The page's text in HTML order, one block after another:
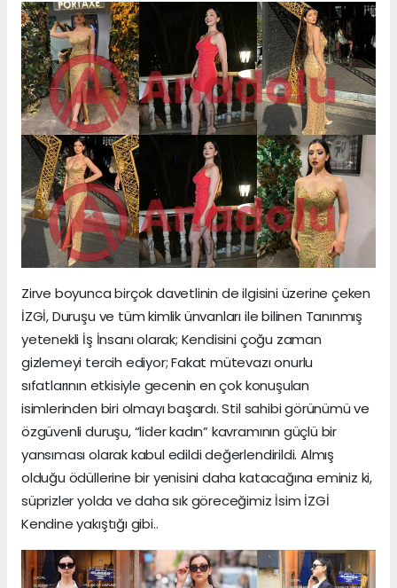
Zirve boyunca birçok davetlinin de ilgisini üzerine çeken
İZGİ, Duruşu ve tüm kimlik ünvanları ile bilinen Tanınmış
yetenekli İş İnsanı olarak; Kendisini çoğu zaman
gizlemeyi tercih ediyor; Fakat mütevazı onurlu
sıfatlarının etkisiyle gecenin en çok konuşulan
isimlerinden biri olmayı başardı. Stil sahibi görünümü ve
özgüvenli duruşu, “lider kadın” kavramının güçlü bir
yansıması olarak kabul edildi değerlendirildi. Almış
olduğu ödüllerine bir yenisini daha katacağına eminiz ki,
süprizler yolda ve daha sık göreceğimiz İsim İZGİ
Kendine yakıştığı gibi..